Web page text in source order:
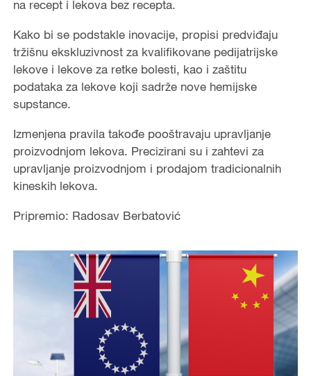
na recept i lekova bez recepta.
Kako bi se podstakle inovacije, propisi predviđaju
tržišnu ekskluzivnost za kvalifikovane pedijatrijske
lekove i lekove za retke bolesti, kao i zaštitu
podataka za lekove koji sadrže nove hemijske
supstance.
Izmenjena pravila takođe pooštravaju upravljanje
proizvodnjom lekova. Precizirani su i zahtevi za
upravljanje proizvodnjom i prodajom tradicionalnih
kineskih lekova.
Pripremio: Radosav Berbatović